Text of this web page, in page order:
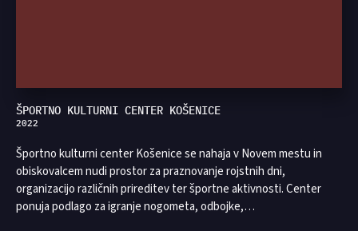
ŠPORTNO KULTURNI CENTER KOŠENICE
2022
Športno kulturni center Košenice se nahaja v Novem mestu in
obiskovalcem nudi prostor za praznovanje rojstnih dni,
organizacijo različnih prireditev ter športne aktivnosti. Center
ponuja podlago za igranje nogometa, odbojke,…